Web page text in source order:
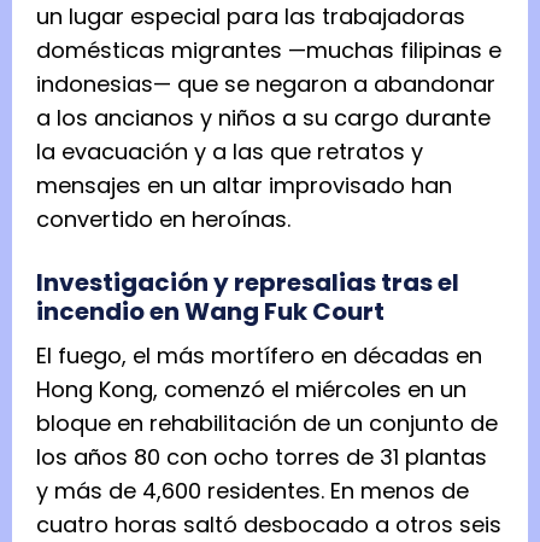
un lugar especial para las trabajadoras
domésticas migrantes —muchas filipinas e
indonesias— que se negaron a abandonar
a los ancianos y niños a su cargo durante
la evacuación y a las que retratos y
mensajes en un altar improvisado han
convertido en heroínas.
Investigación y represalias tras el
incendio en Wang Fuk Court
El fuego, el más mortífero en décadas en
Hong Kong, comenzó el miércoles en un
bloque en rehabilitación de un conjunto de
los años 80 con ocho torres de 31 plantas
y más de 4,600 residentes. En menos de
cuatro horas saltó desbocado a otros seis